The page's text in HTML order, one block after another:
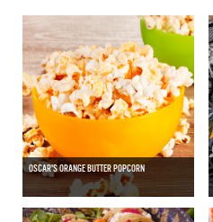
OSCAR'S ORANGE BUTTER POPCORN